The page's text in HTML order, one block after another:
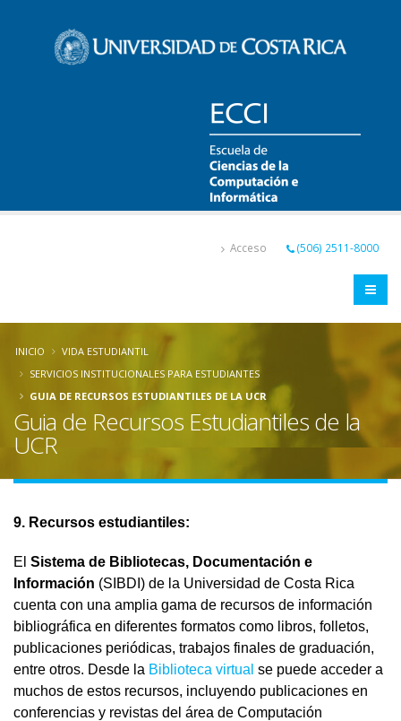
Acceso (506) 2511-8000
INICIO
VIDA ESTUDIANTIL
SERVICIOS INSTITUCIONALES PARA ESTUDIANTES
GUIA DE RECURSOS ESTUDIANTILES DE LA UCR
Guia de Recursos Estudiantiles de la
UCR
9. Recursos estudiantiles:
El Sistema de Bibliotecas, Documentación e
Información (SIBDI) de la Universidad de Costa Rica
cuenta con una amplia gama de recursos de información
bibliográfica en diferentes formatos como libros, folletos,
publicaciones periódicas, trabajos finales de graduación,
entre otros. Desde la Biblioteca virtual se puede acceder a
muchos de estos recursos, incluyendo publicaciones en
conferencias y revistas del área de Computación